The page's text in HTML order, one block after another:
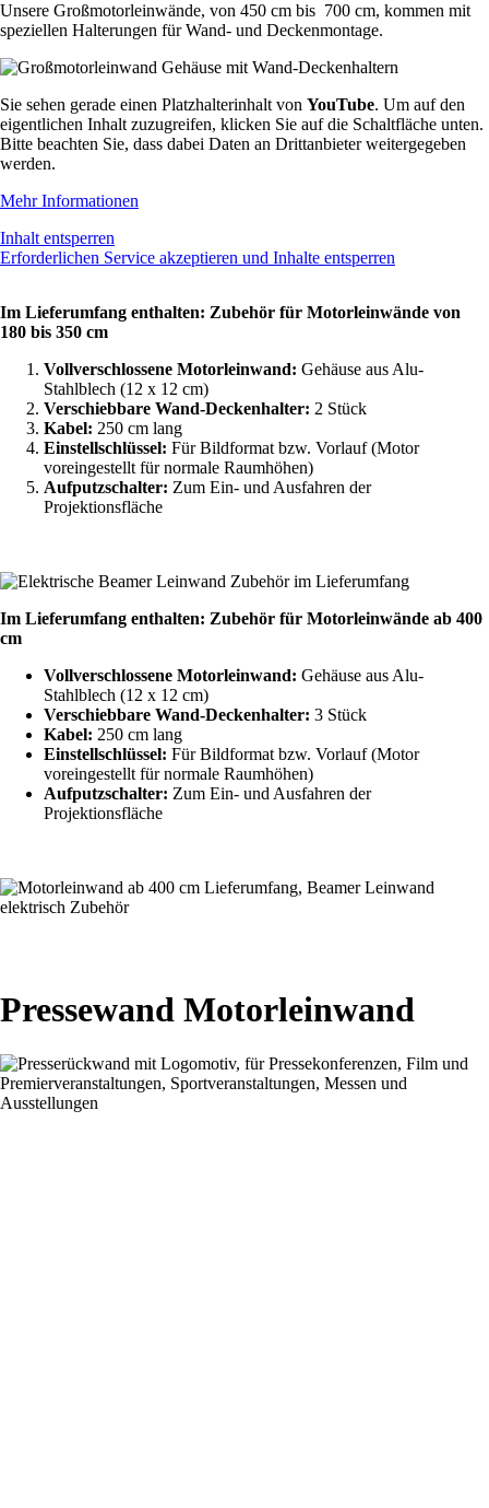
Unsere Großmotorleinwände, von 450 cm bis 700 cm, kommen mit
speziellen Halterungen für Wand- und Deckenmontage.
Sie sehen gerade einen Platzhalterinhalt von YouTube. Um auf den
eigentlichen Inhalt zuzugreifen, klicken Sie auf die Schaltfläche unten.
Bitte beachten Sie, dass dabei Daten an Drittanbieter weitergegeben
werden.
Mehr Informationen
Inhalt entsperren
Erforderlichen Service akzeptieren und Inhalte entsperren
Im Lieferumfang enthalten: Zubehör für Motorleinwände von
180 bis 350 cm
Vollverschlossene Motorleinwand: Gehäuse aus Alu-
Stahlblech (12 x 12 cm)
Verschiebbare Wand-Deckenhalter: 2 Stück
Kabel: 250 cm lang
Einstellschlüssel: Für Bildformat bzw. Vorlauf (Motor
voreingestellt für normale Raumhöhen)
Aufputzschalter: Zum Ein- und Ausfahren der
Projektionsfläche
Im Lieferumfang enthalten: Zubehör für Motorleinwände ab 400
cm
Vollverschlossene Motorleinwand: Gehäuse aus Alu-
Stahlblech (12 x 12 cm)
Verschiebbare Wand-Deckenhalter: 3 Stück
Kabel: 250 cm lang
Einstellschlüssel: Für Bildformat bzw. Vorlauf (Motor
voreingestellt für normale Raumhöhen)
Aufputzschalter: Zum Ein- und Ausfahren der
Projektionsfläche
Pressewand Motorleinwand